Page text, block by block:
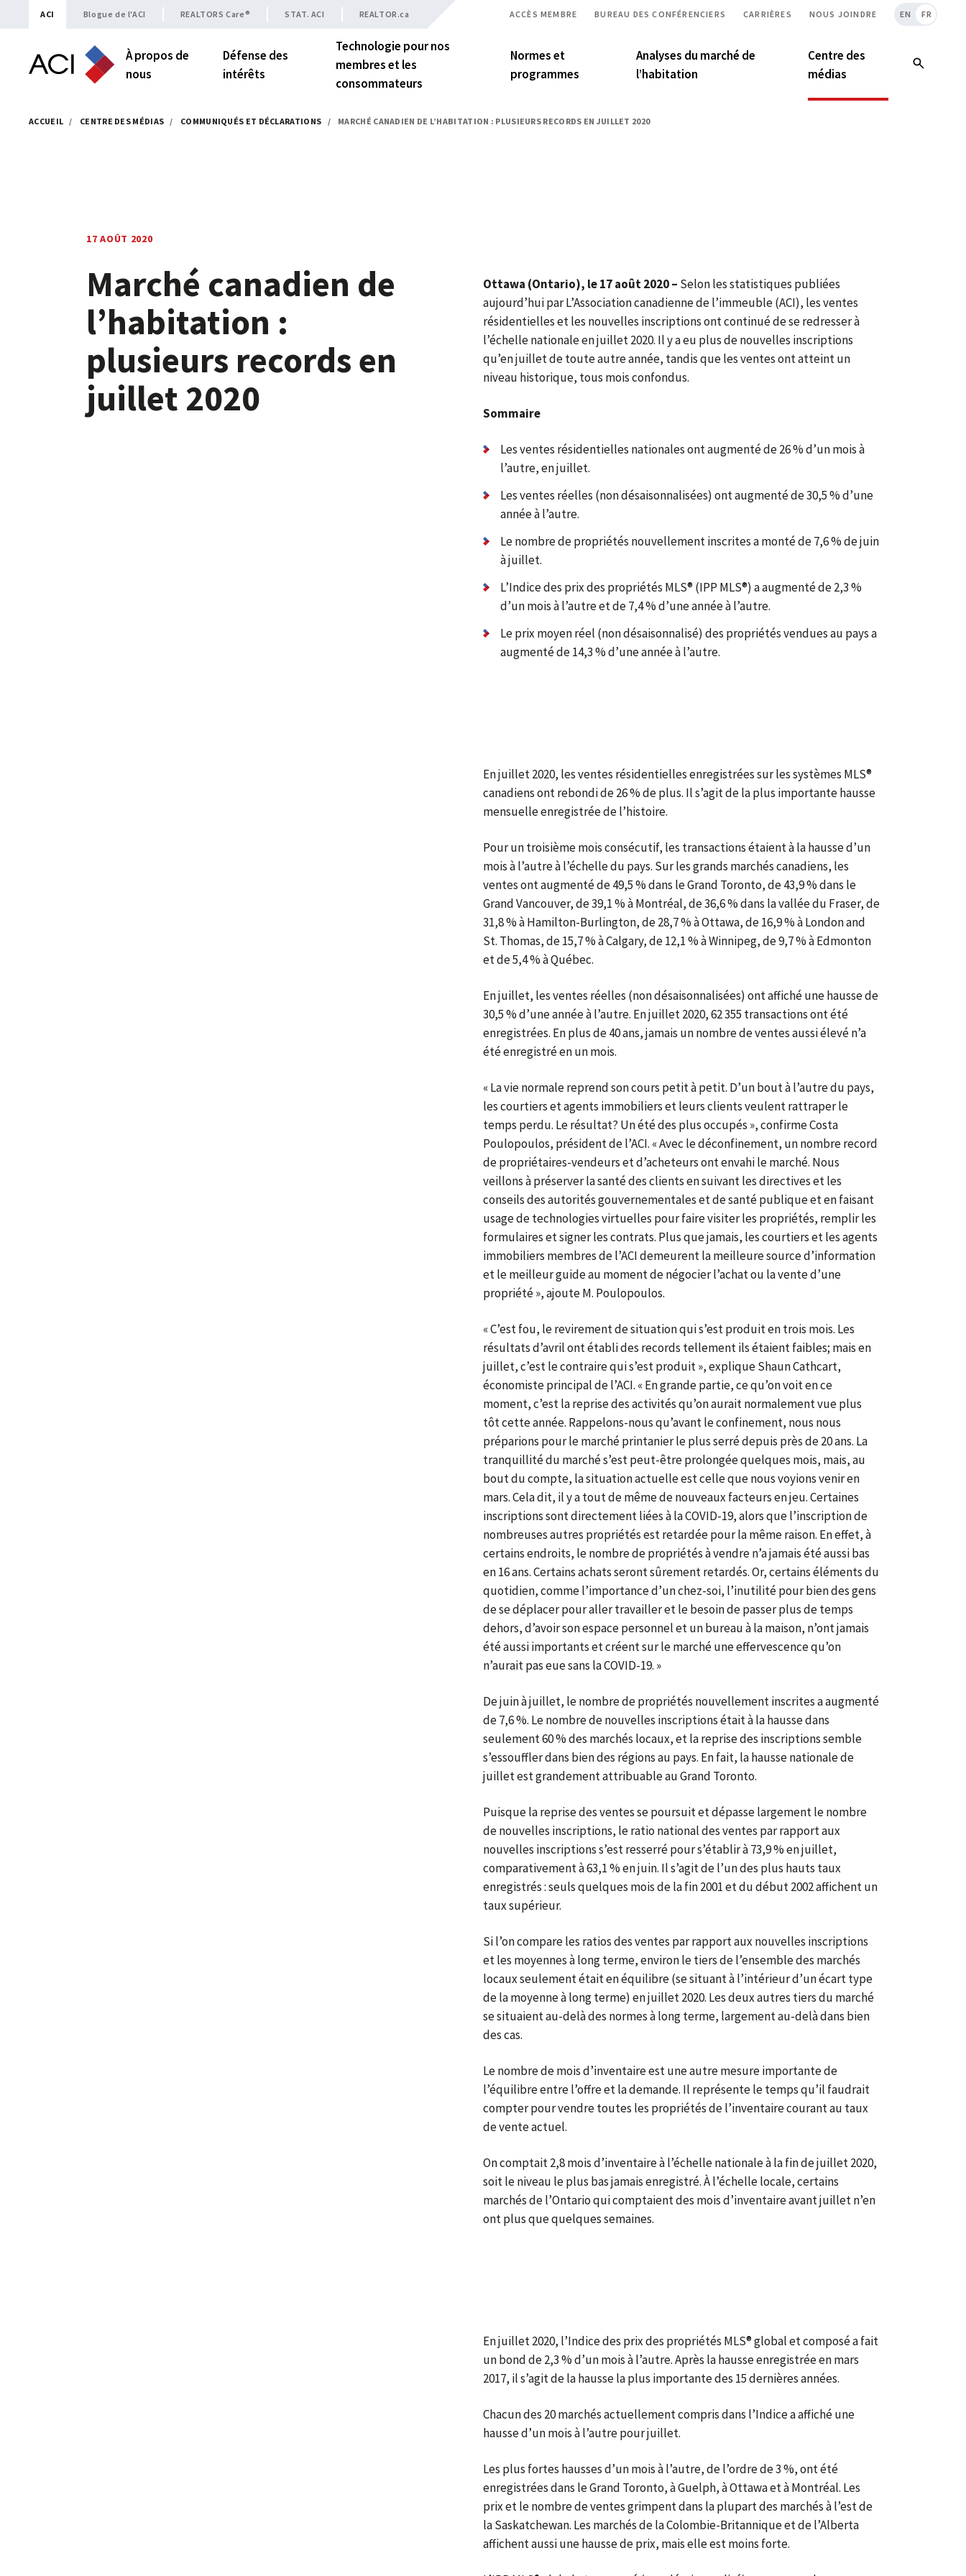
Skip to content
ACI Blogue de l'ACI REALTORS Care® STAT. ACI REALTOR.ca ACCÈS MEMBRE BUREAU DES CONFÉRENCIERS CARRIÈRES NOUS JOINDRE EN FR
À propos de
nous
Défense des
intérêts
Technologie pour nos
membres et les
consommateurs
Normes et
programmes
Analyses du marché de
l’habitation
Centre des
médias
ACCUEIL / CENTRE DES MÉDIAS / COMMUNIQUÉS ET DÉCLARATIONS / MARCHÉ CANADIEN DE L’HABITATION : PLUSIEURS RECORDS EN JUILLET 2020
17 AOÛT 2020
Marché canadien de
l’habitation :
plusieurs records en
juillet 2020
Ottawa (Ontario), le 17 août 2020 – Selon les statistiques publiées
aujourd’hui par L’Association canadienne de l’immeuble (ACI), les ventes
résidentielles et les nouvelles inscriptions ont continué de se redresser à
l’échelle nationale en juillet 2020. Il y a eu plus de nouvelles inscriptions
qu’en juillet de toute autre année, tandis que les ventes ont atteint un
niveau historique, tous mois confondus.
Sommaire
Les ventes résidentielles nationales ont augmenté de 26 % d’un mois à
l’autre, en juillet.
Les ventes réelles (non désaisonnalisées) ont augmenté de 30,5 % d’une
année à l’autre.
Le nombre de propriétés nouvellement inscrites a monté de 7,6 % de juin
à juillet.
L’Indice des prix des propriétés MLS® (IPP MLS®) a augmenté de 2,3 %
d’un mois à l’autre et de 7,4 % d’une année à l’autre.
Le prix moyen réel (non désaisonnalisé) des propriétés vendues au pays a
augmenté de 14,3 % d’une année à l’autre.
En juillet 2020, les ventes résidentielles enregistrées sur les systèmes MLS®
canadiens ont rebondi de 26 % de plus. Il s’agit de la plus importante hausse
mensuelle enregistrée de l’histoire.
Pour un troisième mois consécutif, les transactions étaient à la hausse d’un
mois à l’autre à l’échelle du pays. Sur les grands marchés canadiens, les
ventes ont augmenté de 49,5 % dans le Grand Toronto, de 43,9 % dans le
Grand Vancouver, de 39,1 % à Montréal, de 36,6 % dans la vallée du Fraser, de
31,8 % à Hamilton-Burlington, de 28,7 % à Ottawa, de 16,9 % à London and
St. Thomas, de 15,7 % à Calgary, de 12,1 % à Winnipeg, de 9,7 % à Edmonton
et de 5,4 % à Québec.
En juillet, les ventes réelles (non désaisonnalisées) ont affiché une hausse de
30,5 % d’une année à l’autre. En juillet 2020, 62 355 transactions ont été
enregistrées. En plus de 40 ans, jamais un nombre de ventes aussi élevé n’a
été enregistré en un mois.
« La vie normale reprend son cours petit à petit. D’un bout à l’autre du pays,
les courtiers et agents immobiliers et leurs clients veulent rattraper le
temps perdu. Le résultat? Un été des plus occupés », confirme Costa
Poulopoulos, président de l’ACI. « Avec le déconfinement, un nombre record
de propriétaires-vendeurs et d’acheteurs ont envahi le marché. Nous
veillons à préserver la santé des clients en suivant les directives et les
conseils des autorités gouvernementales et de santé publique et en faisant
usage de technologies virtuelles pour faire visiter les propriétés, remplir les
formulaires et signer les contrats. Plus que jamais, les courtiers et les agents
immobiliers membres de l’ACI demeurent la meilleure source d’information
et le meilleur guide au moment de négocier l’achat ou la vente d’une
propriété », ajoute M. Poulopoulos.
« C’est fou, le revirement de situation qui s’est produit en trois mois. Les
résultats d’avril ont établi des records tellement ils étaient faibles; mais en
juillet, c’est le contraire qui s’est produit », explique Shaun Cathcart,
économiste principal de l’ACI. « En grande partie, ce qu’on voit en ce
moment, c’est la reprise des activités qu’on aurait normalement vue plus
tôt cette année. Rappelons-nous qu’avant le confinement, nous nous
préparions pour le marché printanier le plus serré depuis près de 20 ans. La
tranquillité du marché s’est peut-être prolongée quelques mois, mais, au
bout du compte, la situation actuelle est celle que nous voyions venir en
mars. Cela dit, il y a tout de même de nouveaux facteurs en jeu. Certaines
inscriptions sont directement liées à la COVID-19, alors que l’inscription de
nombreuses autres propriétés est retardée pour la même raison. En effet, à
certains endroits, le nombre de propriétés à vendre n’a jamais été aussi bas
en 16 ans. Certains achats seront sûrement retardés. Or, certains éléments du
quotidien, comme l’importance d’un chez-soi, l’inutilité pour bien des gens
de se déplacer pour aller travailler et le besoin de passer plus de temps
dehors, d’avoir son espace personnel et un bureau à la maison, n’ont jamais
été aussi importants et créent sur le marché une effervescence qu’on
n’aurait pas eue sans la COVID-19. »
De juin à juillet, le nombre de propriétés nouvellement inscrites a augmenté
de 7,6 %. Le nombre de nouvelles inscriptions était à la hausse dans
seulement 60 % des marchés locaux, et la reprise des inscriptions semble
s’essouffler dans bien des régions au pays. En fait, la hausse nationale de
juillet est grandement attribuable au Grand Toronto.
Puisque la reprise des ventes se poursuit et dépasse largement le nombre
de nouvelles inscriptions, le ratio national des ventes par rapport aux
nouvelles inscriptions s’est resserré pour s’établir à 73,9 % en juillet,
comparativement à 63,1 % en juin. Il s’agit de l’un des plus hauts taux
enregistrés : seuls quelques mois de la fin 2001 et du début 2002 affichent un
taux supérieur.
Si l’on compare les ratios des ventes par rapport aux nouvelles inscriptions
et les moyennes à long terme, environ le tiers de l’ensemble des marchés
locaux seulement était en équilibre (se situant à l’intérieur d’un écart type
de la moyenne à long terme) en juillet 2020. Les deux autres tiers du marché
se situaient au-delà des normes à long terme, largement au-delà dans bien
des cas.
Le nombre de mois d’inventaire est une autre mesure importante de
l’équilibre entre l’offre et la demande. Il représente le temps qu’il faudrait
compter pour vendre toutes les propriétés de l’inventaire courant au taux
de vente actuel.
On comptait 2,8 mois d’inventaire à l’échelle nationale à la fin de juillet 2020,
soit le niveau le plus bas jamais enregistré. À l’échelle locale, certains
marchés de l’Ontario qui comptaient des mois d’inventaire avant juillet n’en
ont plus que quelques semaines.
En juillet 2020, l’Indice des prix des propriétés MLS® global et composé a fait
un bond de 2,3 % d’un mois à l’autre. Après la hausse enregistrée en mars
2017, il s’agit de la hausse la plus importante des 15 dernières années.
Chacun des 20 marchés actuellement compris dans l’Indice a affiché une
hausse d’un mois à l’autre pour juillet.
Les plus fortes hausses d’un mois à l’autre, de l’ordre de 3 %, ont été
enregistrées dans le Grand Toronto, à Guelph, à Ottawa et à Montréal. Les
prix et le nombre de ventes grimpent dans la plupart des marchés à l’est de
la Saskatchewan. Les marchés de la Colombie-Britannique et de l’Alberta
affichent aussi une hausse de prix, mais elle est moins forte.